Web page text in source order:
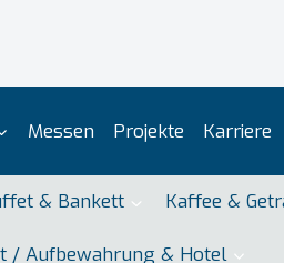
Messen Projekte Karriere
& Bankett Kaffee &
/ Aufbewahrung & Hotel